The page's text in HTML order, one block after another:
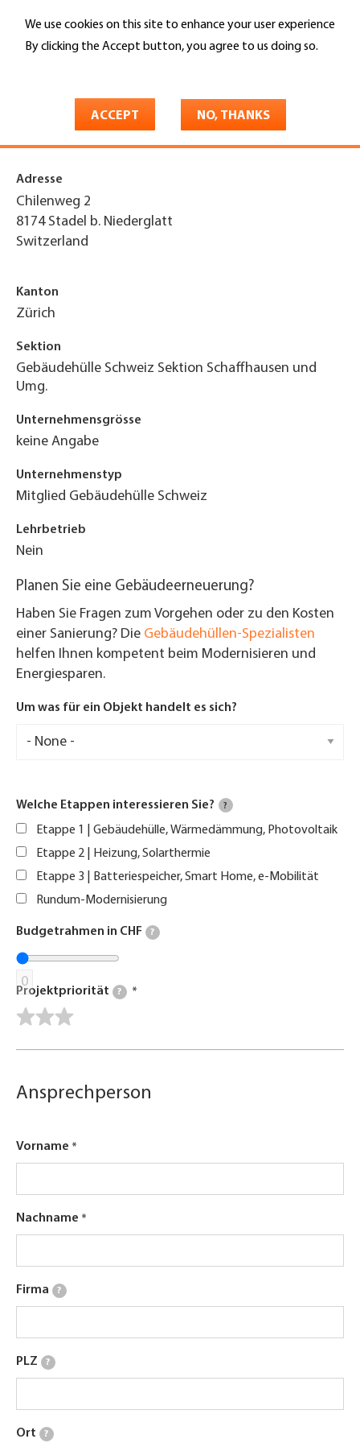
We use cookies on this site to enhance your user experience
By clicking the Accept button, you agree to us doing so.
ACCEPT NO, THANKS
main
Search
Haus Flip AG
Adresse
Chilenweg 2
8174 Stadel b. Niederglatt
Switzerland
Kanton
Zürich
Sektion
Gebäudehülle Schweiz Sektion Schaffhausen und
Umg.
Unternehmensgrösse
keine Angabe
Unternehmenstyp
Mitglied Gebäudehülle Schweiz
Lehrbetrieb
Nein
Planen Sie eine Gebäudeerneuerung?
Haben Sie Fragen zum Vorgehen oder zu den Kosten
einer Sanierung? Die Gebäudehüllen-Spezialisten
helfen Ihnen kompetent beim Modernisieren und
Energiesparen.
Um was für ein Objekt handelt es sich?
Welche Etappen interessieren Sie? ?
Etappe 1 | Gebäudehülle, Wärmedämmung, Photovoltaik
Etappe 2 | Heizung, Solarthermie
Etappe 3 | Batteriespeicher, Smart Home, e-Mobilität
Rundum-Modernisierung
Budgetrahmen in CHF ?
0
Projektpriorität ?
Ansprechperson
Vorname
Nachname
Firma ?
PLZ ?
Ort ?